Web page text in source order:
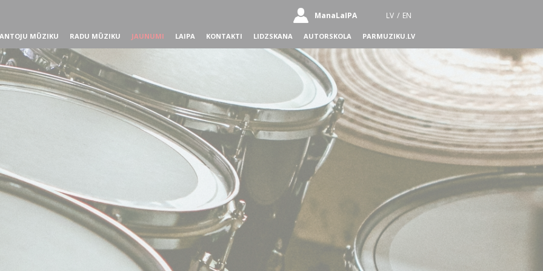
ManaLaIPA LV / EN
MŪZIKU RADU MŪZIKU JAUNUMI LAIPA KONTAKTI LIDZSKANA AUTORSKOLA PARMUZIKU.LV